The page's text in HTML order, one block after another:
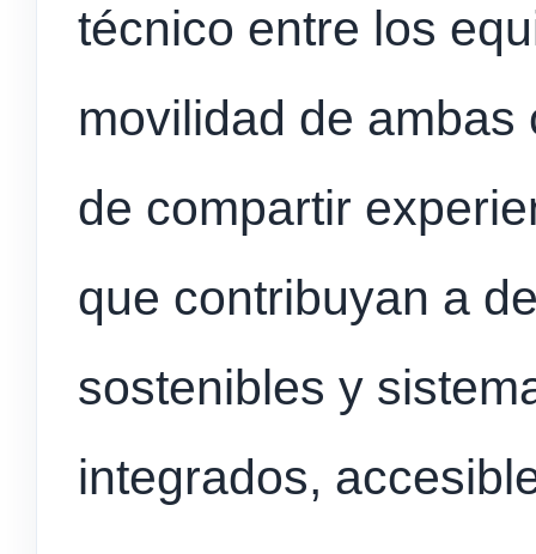
técnico entre los
movilidad de
de compartir
que contribuyan a
sostenibles y
integrados,